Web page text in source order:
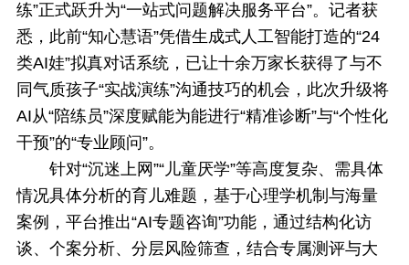
练”正式跃升为“一站式问题解决服务平台”。记者获
悉，此前“知心慧语”凭借生成式人工智能打造的“24
类AI娃”拟真对话系统，已让十余万家长获得了与不
同气质孩子“实战演练”沟通技巧的机会，此次升级将
AI从“陪练员”深度赋能为能进行“精准诊断”与“个性化
干预”的“专业顾问”。
针对“沉迷上网”“儿童厌学”等高度复杂、需具体
情况具体分析的育儿难题，基于心理学机制与海量
案例，平台推出“AI专题咨询”功能，通过结构化访
谈、个案分析、分层风险筛查，结合专属测评与大